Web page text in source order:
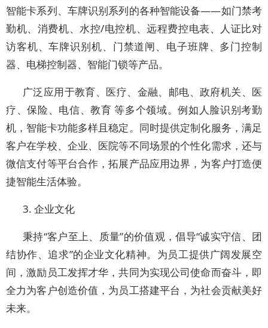
智能卡系列、车牌识别系列的各种智能设备——如门禁考
勤机、消费机、水控/电控机、远程费控电表、人证比对
访客机、车牌识别机、门禁道闸、电子班牌、多门控制
器、电梯控制器、智能门锁等产品。
广泛应用于教育、医疗、 金融、邮电、政府机关、医
疗、保险、电信、教育 等多个领域。例如人脸识别考勤
机，智能卡功能多样且稳定。同时提供定制化服务，满足
客户在学校、企业、医院等不同场景的个性化需求，还与
微信支付等平台合作，拓展产品应用边界，为客户打造便
捷智能生活体验。
3. 企业文化
秉持“客户至上、质量”的价值观，倡导“诚实守信、团
结协作、追求”的企业文化精神。为员工提供广阔发展空
间，激励员工发挥才华，共同为实现公司使命而奋斗，即
全力为客户创造价值，为员工搭建平台，为社会贡献美好
未来。